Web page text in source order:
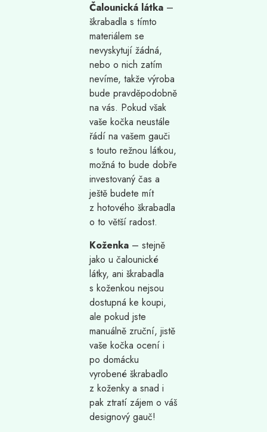
Čalounická látka –
škrabadla s tímto
materiálem se
nevyskytují žádná,
nebo o nich zatím
nevíme, takže výroba
bude pravděpodobně
na vás. Pokud však
vaše kočka neustále
řádí na vašem gauči
s touto režnou látkou,
možná to bude dobře
investovaný čas a
ještě budete mít
z hotového škrabadla
o to větší radost.
Koženka – stejně
jako u čalounické
látky, ani škrabadla
s koženkou nejsou
dostupná ke koupi,
ale pokud jste
manuálně zruční, jistě
vaše kočka ocení i
po domácku
vyrobené škrabadlo
z koženky a snad i
pak ztratí zájem o váš
designový gauč!